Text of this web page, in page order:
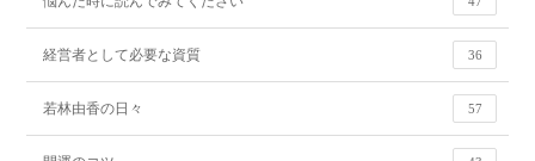
経営者として必要な資質 36
若林由香の日々 57